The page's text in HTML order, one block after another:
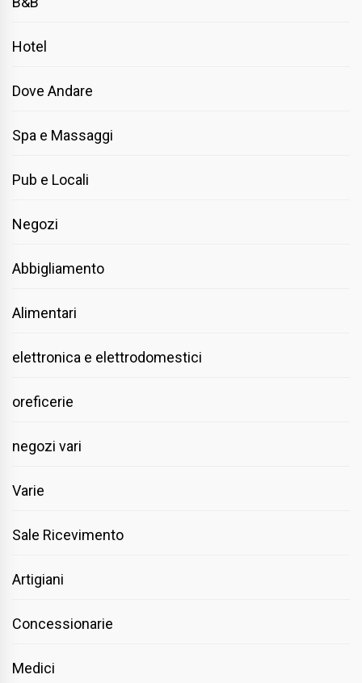
Hotel
Dove Andare
Spa e Massaggi
Pub e Locali
Negozi
Abbigliamento
Alimentari
elettronica e elettrodomestici
oreficerie
negozi vari
Varie
Sale Ricevimento
Artigiani
Concessionarie
Medici